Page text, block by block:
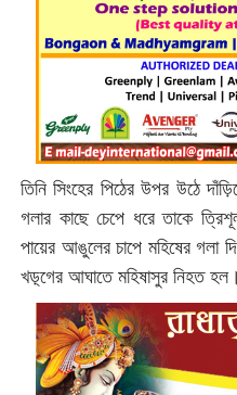
তিনি সিংহের পিঠের উপর উঠে
গলার কাছে চেপে ধরে তাকে
পায়ের আঙুলের চাপে মহিষের গলা
খড়্গের আঘাতে মহিষাসুর নিহত হল।